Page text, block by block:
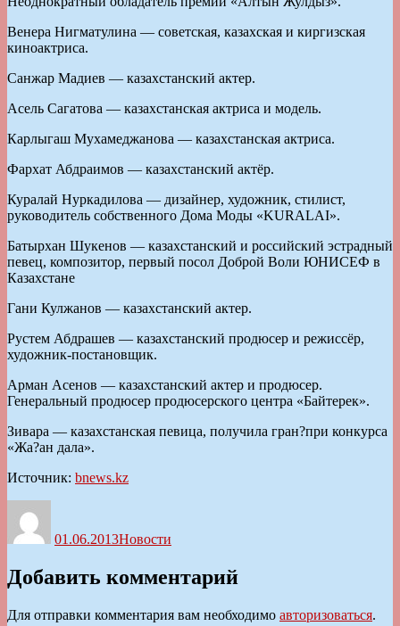
Венера Нигматулина — советская, казахская и киргизская
киноактриса.
Санжар Мадиев — казахстанский актер.
Асель Сагатова — казахстанская актриса и модель.
Карлыгаш Мухамеджанова — казахстанская актриса.
Фархат Абдраимов — казахстанский актёр.
Куралай Нуркадилова — дизайнер, художник, стилист,
руководитель собственного Дома Моды «KURALAI».
Батырхан Шукенов — казахстанский и российский эстрадный
певец, композитор, первый посол Доброй Воли ЮНИСЕФ в
Казахстане
Гани Кулжанов — казахстанский актер.
Рустем Абдрашев — казахстанский продюсер и режиссёр,
художник-постановщик.
Арман Асенов — казахстанский актер и продюсер.
Генеральный продюсер продюсерского центра «Байтерек».
Зивара — казахстанская певица, получила гран­?при конкурса
«Жа?ан дала».
Источник: bnews.kz
01.06.2013Новости
Добавить комментарий
Для отправки комментария вам необходимо авторизоваться.